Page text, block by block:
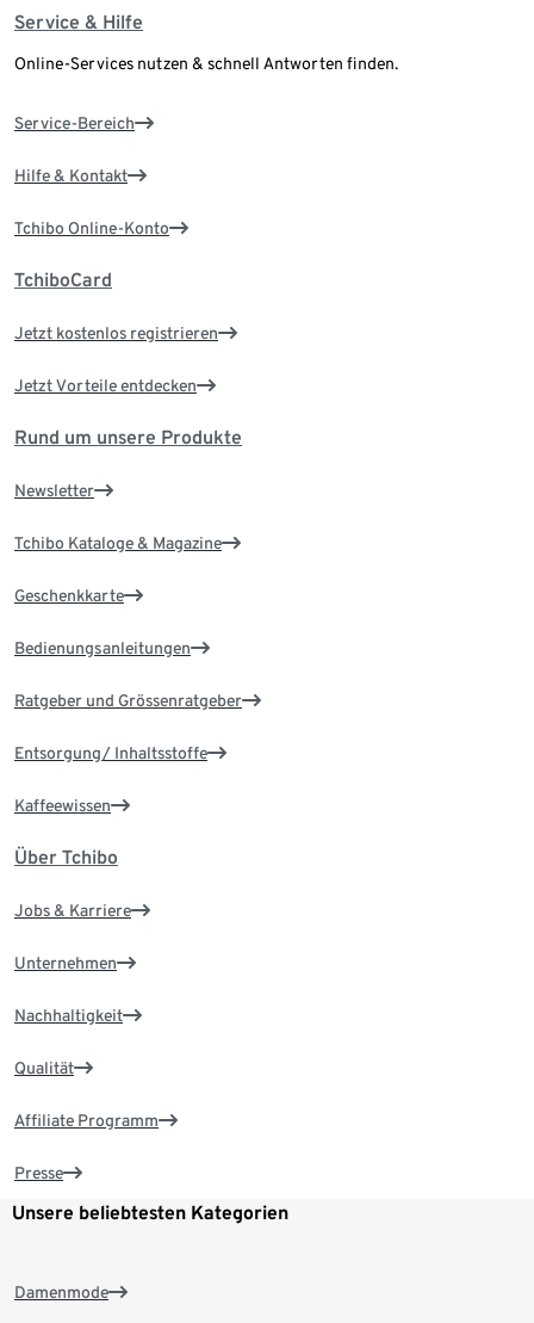
Service & Hilfe
Online-Services nutzen & schnell Antworten finden.
Service-Bereich
Hilfe & Kontakt
Tchibo Online-Konto
TchiboCard
Jetzt kostenlos registrieren
Jetzt Vorteile entdecken
Rund um unsere Produkte
Newsletter
Tchibo Kataloge & Magazine
Geschenkkarte
Bedienungsanleitungen
Ratgeber und Grössenratgeber
Entsorgung/ Inhaltsstoffe
Kaffeewissen
Über Tchibo
Jobs & Karriere
Unternehmen
Nachhaltigkeit
Qualität
Affiliate Programm
Presse
Unsere beliebtesten Kategorien
Damenmode